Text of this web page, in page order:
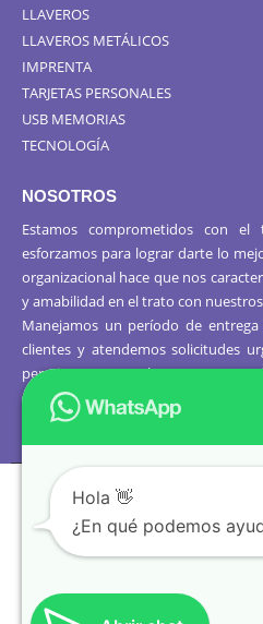
LLAVEROS
LLAVEROS METÁLICOS
IMPRENTA
TARJETAS PERSONALES
USB MEMORIAS
TECNOLOGÍA
NOSOTROS
Estamos comprometidos con
esforzamos para lograr darte lo
organizacional hace que nos
y amabilidad en el trato con
Manejamos un período de
clientes y atendemos solicitudes
permite ser puntuales con nuestros
derechos reservados.
Hola 👋
¿En qué podemos